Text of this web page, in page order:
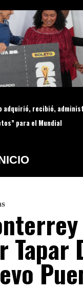
adquirió, recibió,
para el Mundial
Tapar